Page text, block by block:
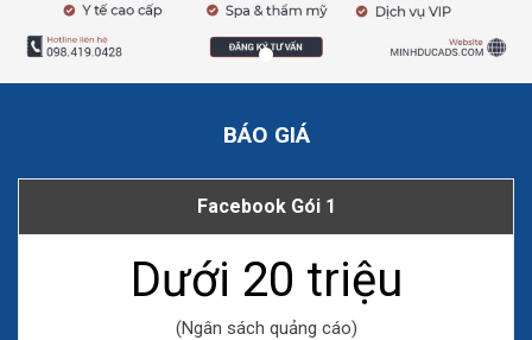
BÁO GIÁ
Facebook Gói 1
Dưới 20 triệu
(Ngân sách quảng cáo)